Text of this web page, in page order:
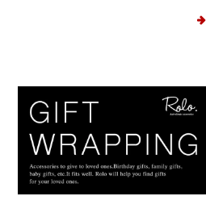
ルバーでどんなファションにも合うた
ます。 ありがとうございました。
このたびは、
難うございます
しまっていた中